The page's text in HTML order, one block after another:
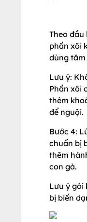
Theo
phần xôi
dùng tăm
Lưu ý:
Phần xôi
thêm
để nguội.
Bước 4:
chuẩn bị
thêm
con gà.
Lưu ý gói
bị biến